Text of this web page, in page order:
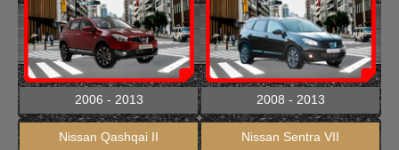
2006 - 2013 2008 - 2013
Nissan Qashqai II Nissan Sentra VII